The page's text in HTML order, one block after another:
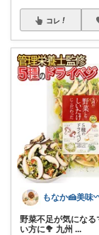
コレ
野菜不足が気になる
い方に🥦 九州 ...